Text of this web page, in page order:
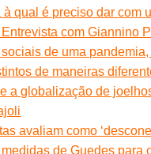
à qual é preciso dar com
Entrevista com Giannino
de uma
de maneiras
a globalização de
avaliam como
medidas de Guedes para